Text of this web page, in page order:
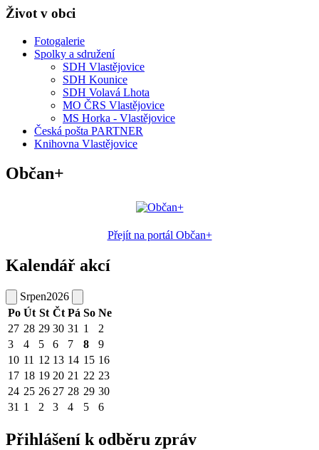
Život v obci
Fotogalerie
Spolky a sdružení
SDH Vlastějovice
SDH Kounice
SDH Volavá Lhota
MO ČRS Vlastějovice
MS Horka - Vlastějovice
Česká pošta PARTNER
Knihovna Vlastějovice
Občan+
Přejít na portál Občan+
Kalendář akcí
Srpen2026
Po Út St Čt Pá So Ne
27 28 29 30 31 1
2
3
4 5 6 7 8
9
10 11 12 13 14 15 16
17 18 19 20 21 22 23
24 25 26 27 28 29 30
31 1 2 3 4 5 6
Přihlášení k odběru zpráv